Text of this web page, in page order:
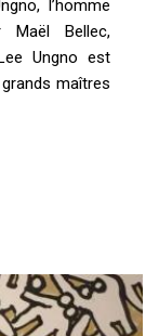
l’homme
Bellec,
Ungno est
maîtres